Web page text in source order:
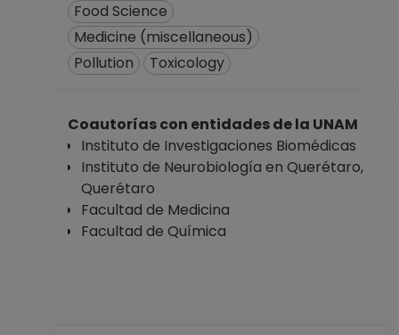
No Definitivo
Facultad de
Química
hasta 31-01-2018
PROFESOR
ASIGNATURA A TP
No Definitivo
Facultad de
Food Science
Medicine (miscellaneous)
Pollution
Toxicology
Coautorías con entidades de la UNAM
Instituto de Investigaciones Biomédicas
Instituto de Neurobiología en Querétaro,
Querétaro
Facultad de Medicina
Facultad de Química